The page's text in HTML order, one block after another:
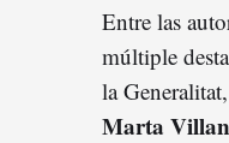
Entre las
múltiple
la Generalitat,
Marta